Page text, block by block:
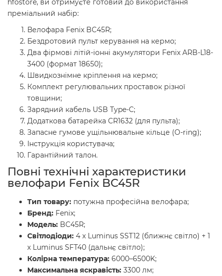
hfostore, ви отримуєте готовий до використання
преміальний набір:
Велофара Fenix BC45R;
Бездротовий пульт керування на кермо;
Два фірмові літій-іонні акумулятори Fenix ARB-L18-
3400 (формат 18650);
Швидкознімне кріплення на кермо;
Комплект регулювальних проставок різної
товщини;
Зарядний кабель USB Type-C;
Додаткова батарейка CR1632 (для пульта);
Запасне гумове ущільнювальне кільце (O-ring);
Інструкція користувача;
Гарантійний талон.
Повні технічні характеристики
велофари Fenix BC45R
Тип товару: потужна професійна велофара;
Бренд: Fenix;
Модель: BC45R;
Світлодіоди: 4 х Luminus SST12 (ближнє світло) + 1
х Luminus SFT40 (дальнє світло);
Колірна температура: 6000–6500K;
Максимальна яскравість: 3300 лм;